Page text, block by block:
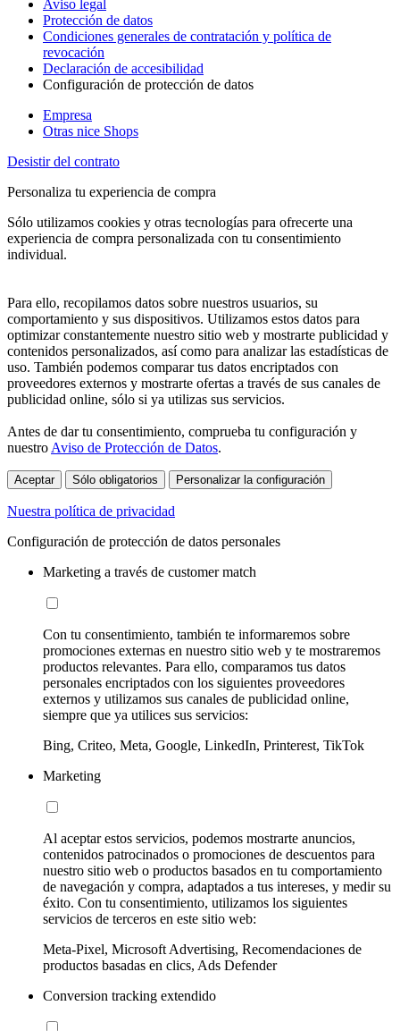
Aviso legal
Protección de datos
Condiciones generales de contratación y política de
revocación
Declaración de accesibilidad
Configuración de protección de datos
Empresa
Otras nice Shops
Desistir del contrato
Personaliza tu experiencia de compra
Sólo utilizamos cookies y otras tecnologías para ofrecerte una
experiencia de compra personalizada con tu consentimiento
individual.
Para ello, recopilamos datos sobre nuestros usuarios, su
comportamiento y sus dispositivos. Utilizamos estos datos para
optimizar constantemente nuestro sitio web y mostrarte publicidad y
contenidos personalizados, así como para analizar las estadísticas de
uso. También podemos comparar tus datos encriptados con
proveedores externos y mostrarte ofertas a través de sus canales de
publicidad online, sólo si ya utilizas sus servicios.
Antes de dar tu consentimiento, comprueba tu configuración y
nuestro Aviso de Protección de Datos.
Aceptar Sólo obligatorios Personalizar la configuración
Nuestra política de privacidad
Configuración de protección de datos personales
Marketing a través de customer match
Con tu consentimiento, también te informaremos sobre
promociones externas en nuestro sitio web y te mostraremos
productos relevantes. Para ello, comparamos tus datos
personales encriptados con los siguientes proveedores
externos y utilizamos sus canales de publicidad online,
siempre que ya utilices sus servicios:
Bing, Criteo, Meta, Google, LinkedIn, Printerest, TikTok
Marketing
Al aceptar estos servicios, podemos mostrarte anuncios,
contenidos patrocinados o promociones de descuentos para
nuestro sitio web o productos basados en tu comportamiento
de navegación y compra, adaptados a tus intereses, y medir su
éxito. Con tu consentimiento, utilizamos los siguientes
servicios de terceros en este sitio web:
Meta-Pixel, Microsoft Advertising, Recomendaciones de
productos basadas en clics, Ads Defender
Conversion tracking extendido